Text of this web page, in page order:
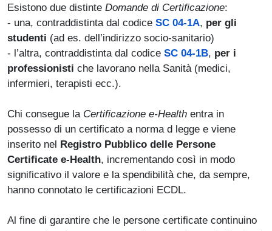
Esistono due distinte Domande di Certificazione:
- una, contraddistinta dal codice SC 04-1A, per gli
studenti (ad es. dell’indirizzo socio-sanitario)
- l’altra, contraddistinta dal codice SC 04-1B, per i
professionisti che lavorano nella Sanità (medici,
infermieri, terapisti ecc.).
Chi consegue la Certificazione e-Health entra in
possesso di un certificato a norma d legge e viene
inserito nel Registro Pubblico delle Persone
Certificate e-Health, incrementando così in modo
significativo il valore e la spendibilità che, da sempre,
hanno connotato le certificazioni ECDL.
Al fine di garantire che le persone certificate continuino